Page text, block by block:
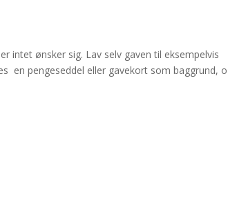
ønsker sig. Lav selv gaven til eksempelvis
en pengeseddel eller gavekort som baggrund,